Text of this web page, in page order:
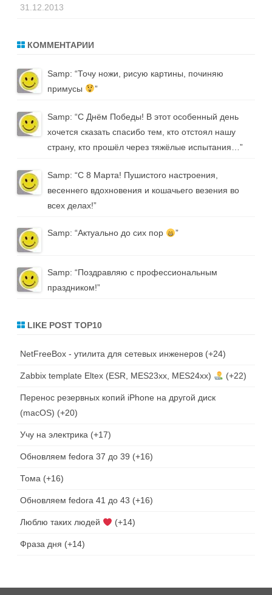
31.12.2013
КОММЕНТАРИИ
Samp: “Точу ножи, рисую картины, починяю
примусы
”
Samp: “С Днём Победы! В этот особенный день
хочется сказать спасибо тем, кто отстоял нашу
страну, кто прошёл через тяжёлые испытания… ”
Samp: “С 8 Марта! Пушистого настроения,
весеннего вдохновения и кошачьего везения во
всех делах!”
Samp: “Актуально до сих пор ”
Samp: “Поздравляю с профессиональным
праздником!”
LIKE POST TOP10
NetFreeBox - утилита для сетевых инженеров +24
Zabbix template Eltex (ESR, MES23xx, MES24xx) +22
Перенос резервных копий iPhone на другой диск
(macOS)
+20
Учу на электрика +17
Обновляем fedora 37 до 39 +16
Тома +16
Обновляем fedora 41 до 43 +16
Люблю таких людей +14
Фраза дня +14